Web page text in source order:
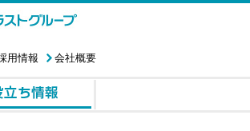
会社概要
用情報